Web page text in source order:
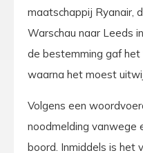
maatschappij Ryanair,
Warschau naar Leeds
de bestemming gaf het
waarna het moest
Volgens een
noodmelding vanwege
boord. Inmiddels is het